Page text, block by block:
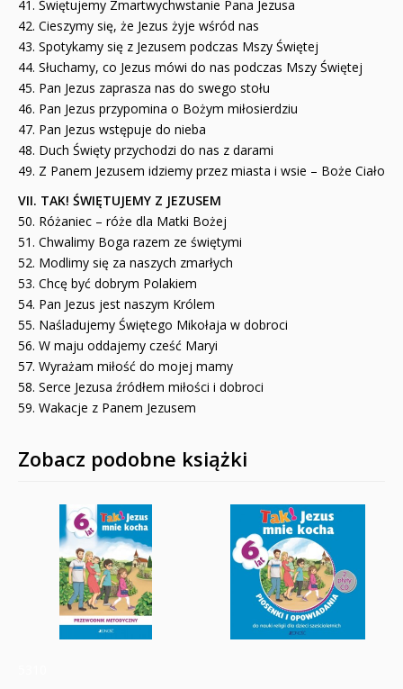
41. Świętujemy Zmartwychwstanie Pana Jezusa
42. Cieszymy się, że Jezus żyje wśród nas
43. Spotykamy się z Jezusem podczas Mszy Świętej
44. Słuchamy, co Jezus mówi do nas podczas Mszy Świętej
45. Pan Jezus zaprasza nas do swego stołu
46. Pan Jezus przypomina o Bożym miłosierdziu
47. Pan Jezus wstępuje do nieba
48. Duch Święty przychodzi do nas z darami
49. Z Panem Jezusem idziemy przez miasta i wsie – Boże Ciało
VII. TAK! ŚWIĘTUJEMY Z JEZUSEM
50. Różaniec – róże dla Matki Bożej
51. Chwalimy Boga razem ze świętymi
52. Modlimy się za naszych zmarłych
53. Chcę być dobrym Polakiem
54. Pan Jezus jest naszym Królem
55. Naśladujemy Świętego Mikołaja w dobroci
56. W maju oddajemy cześć Maryi
57. Wyrażam miłość do mojej mamy
58. Serce Jezusa źródłem miłości i dobroci
59. Wakacje z Panem Jezusem
Zobacz podobne książki